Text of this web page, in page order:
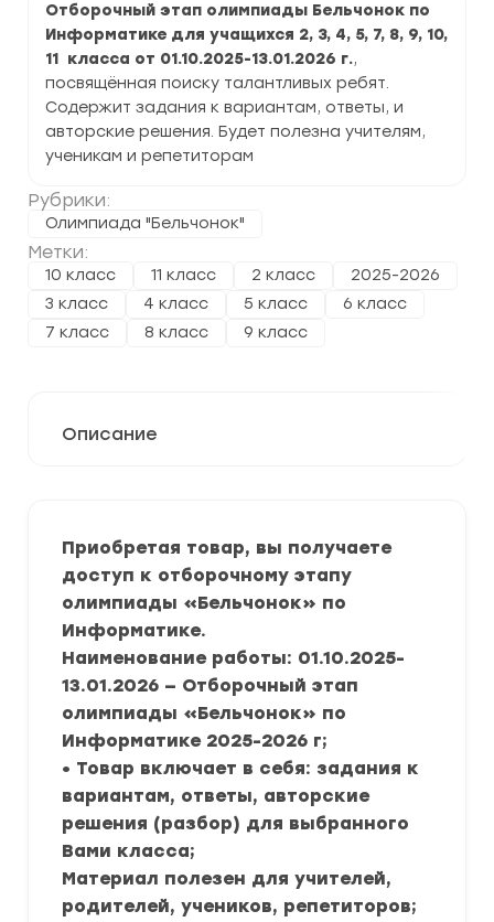
Отборочный этап олимпиады Бельчонок по
Информатике для учащихся 2, 3, 4, 5, 7, 8, 9, 10,
11 класса от 01.10.2025-13.01.2026 г.,
посвящённая поиску талантливых ребят.
Содержит задания к вариантам, ответы, и
авторские решения. Будет полезна учителям,
ученикам и репетиторам
Рубрики:
Олимпиада "Бельчонок"
Метки:
10 класс 11 класс 2 класс
2025-2026
3 класс
4 класс 5 класс
6 класс
7 класс
8 класс 9 класс
по
Информатике
2025/26
г.
задания
и
ответы
Описание
Приобретая товар, вы получаете
доступ к отборочному этапу
олимпиады «Бельчонок» по
Информатике.
Наименование работы: 01.10.2025-
13.01.2026 — Отборочный этап
олимпиады «Бельчонок» по
Информатике 2025-2026 г;
• Товар включает в себя: задания к
вариантам, ответы, авторские
решения (разбор) для выбранного
Вами класса;
Материал полезен для учителей,
родителей, учеников, репетиторов;